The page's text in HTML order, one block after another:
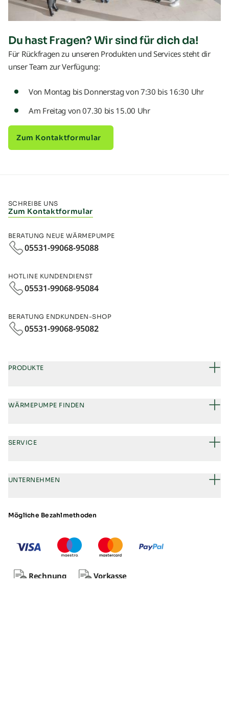
Du hast Fragen? Wir sind für dich da!
Für Rückfragen zu unseren Produkten und Services steht dir
unser Team zur Verfügung:
Von Montag bis Donnerstag von 7:30 bis 16:30 Uhr
Am Freitag von 07.30 bis 15.00 Uhr
Zum Kontaktformular
SCHREIBE UNS
Zum Kontaktformular
BERATUNG NEUE WÄRMEPUMPE
05531-99068-95088
HOTLINE KUNDENDIENST
05531-99068-95084
BERATUNG ENDKUNDEN-SHOP
05531-99068‑95082
PRODUKTE
WÄRMEPUMPE FINDEN
SERVICE
UNTERNEHMEN
Mögliche Bezahlmethoden
Rechnung Vorkasse